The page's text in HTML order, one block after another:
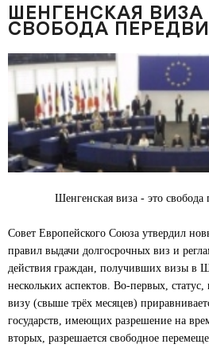
ШЕНГЕНСКАЯ ВИЗА
СВОБОДА
Шенгенская виза - это
Совет Европейского Союза утвердил
правил выдачи долгосрочных виз и
действия граждан, получивших визы в
нескольких аспектов. Во-первых,
визу (свыше трёх месяцев)
государств, имеющих разрешение на
вторых, разрешается свободное